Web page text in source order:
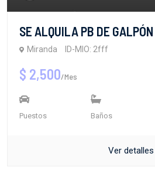
SE ALQUILA PB DE
Miranda ID-MIO: 2fff
$ 2,500/Mes
Puestos Baños
Ver detalles